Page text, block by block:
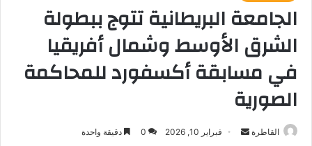
الجامعة البريطانية تتوج ببطولة
الشرق الأوسط وشمال أفريقيا
في مسابقة أكسفورد للمحاكمة
الصورية
القاطرة
أرسل فبراير 10, 2026 0 دقيقة واحدة